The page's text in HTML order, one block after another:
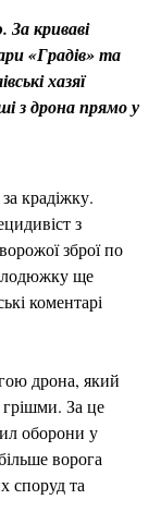
криваві
«Градів» та
хазяї
з дрона прямо у
крадіжку.
з
зброї по
ще
коментарі
дрона, який
грішми. За це
оборони у
ворога
споруд та